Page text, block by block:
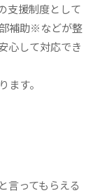
支援制度として
補助※などが整
心して対応でき
す。
言ってもらえる